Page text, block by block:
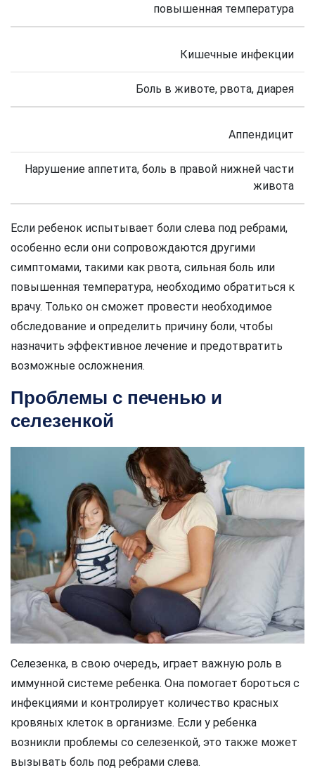
повышенная температура
Кишечные инфекции
Боль в животе, рвота, диарея
Аппендицит
Нарушение аппетита, боль в правой нижней части
живота
Если ребенок испытывает боли слева под ребрами,
особенно если они сопровождаются другими
симптомами, такими как рвота, сильная боль или
повышенная температура, необходимо обратиться к
врачу. Только он сможет провести необходимое
обследование и определить причину боли, чтобы
назначить эффективное лечение и предотвратить
возможные осложнения.
Проблемы с печенью и
селезенкой
Селезенка, в свою очередь, играет важную роль в
иммунной системе ребенка. Она помогает бороться с
инфекциями и контролирует количество красных
кровяных клеток в организме. Если у ребенка
возникли проблемы со селезенкой, это также может
вызывать боль под ребрами слева.